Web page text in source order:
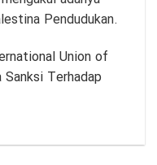
Pendudukan.
Union of
Terhadap